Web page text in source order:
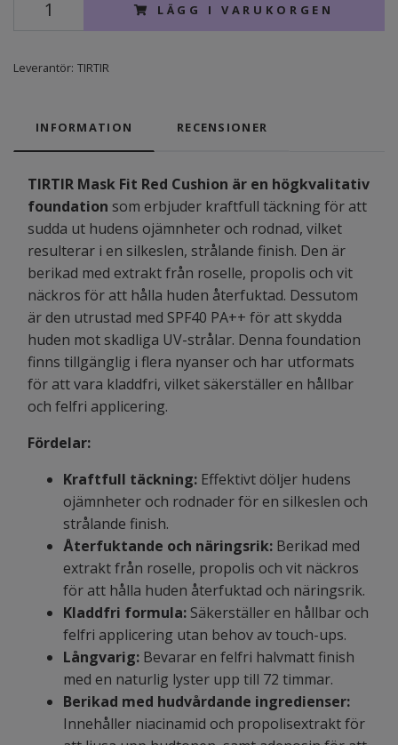
LÄGG I VARUKORGEN
Leverantör: TIRTIR
INFORMATION RECENSIONER
TIRTIR Mask Fit Red Cushion är en högkvalitativ
foundation som erbjuder kraftfull täckning för att
sudda ut hudens ojämnheter och rodnad, vilket
resulterar i en silkeslen, strålande finish. Den är
berikad med extrakt från roselle, propolis och vit
näckros för att hålla huden återfuktad. Dessutom
är den utrustad med SPF40 PA++ för att skydda
huden mot skadliga UV-strålar. Denna foundation
finns tillgänglig i flera nyanser och har utformats
för att vara kladdfri, vilket säkerställer en hållbar
och felfri applicering.
Fördelar:
Kraftfull täckning: Effektivt döljer hudens
ojämnheter och rodnader för en silkeslen och
strålande finish.
Återfuktande och näringsrik: Berikad med
extrakt från roselle, propolis och vit näckros
för att hålla huden återfuktad och näringsrik.
Kladdfri formula: Säkerställer en hållbar och
felfri applicering utan behov av touch-ups.
Långvarig: Bevarar en felfri halvmatt finish
med en naturlig lyster upp till 72 timmar.
Berikad med hudvårdande ingredienser:
Innehåller niacinamid och propolisextrakt för